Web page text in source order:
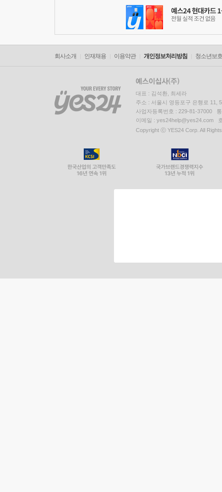
회사소개 인재채용 이용약관 개인정보처리방침 청소년보
대표 : 김석환, 최세라
주소 : 서울시 영등포구 은행로 11,
사업자등록번호 : 229-81-37000
이메일 : yes24help@yes24.com
Copyright ⓒ YES24 Corp. All